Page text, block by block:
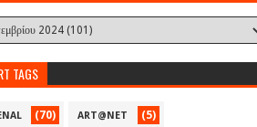
TAGS
(70) ART@NET (5)